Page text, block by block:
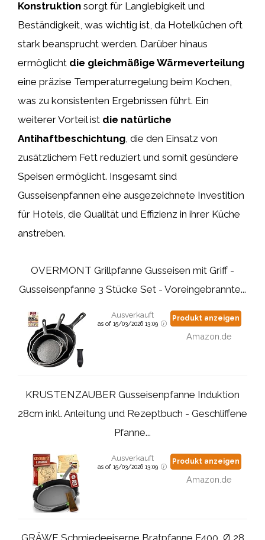
Konstruktion sorgt für Langlebigkeit und
Beständigkeit, was wichtig ist, da Hotelküchen oft
stark beansprucht werden. Darüber hinaus
ermöglicht die gleichmäßige Wärmeverteilung
eine präzise Temperaturregelung beim Kochen,
was zu konsistenten Ergebnissen führt. Ein
weiterer Vorteil ist die natürliche
Antihaftbeschichtung, die den Einsatz von
zusätzlichem Fett reduziert und somit gesündere
Speisen ermöglicht. Insgesamt sind
Gusseisenpfannen eine ausgezeichnete Investition
für Hotels, die Qualität und Effizienz in ihrer Küche
anstreben.
OVERMONT Grillpfanne Gusseisen mit Griff -
Gusseisenpfanne 3 Stücke Set - Voreingebrannte...
Ausverkauft
as of 15/03/2026 13:09
Produkt anzeigen
Amazon.de
KRUSTENZAUBER Gusseisenpfanne Induktion
28cm inkl. Anleitung und Rezeptbuch - Geschliffene
Pfanne...
Ausverkauft
as of 15/03/2026 13:09
Produkt anzeigen
Amazon.de
GRÄWE Schmiedeeiserne Bratpfanne F400, Ø 28